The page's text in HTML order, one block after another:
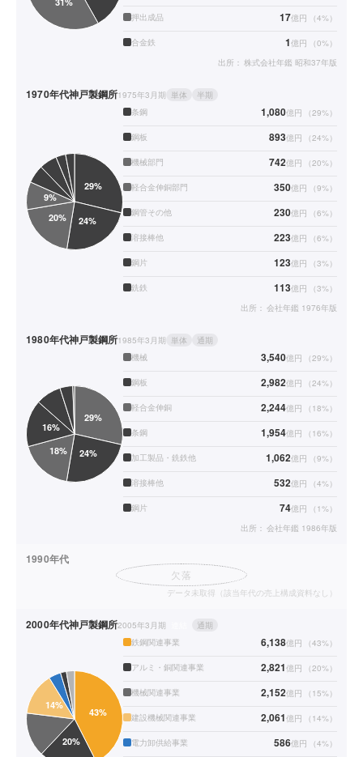
押出成品 17億円 （4%）
合金鉄 1億円 （0%）
出所： 株式会社年鑑 昭和37年版
1970年代神戸製鋼所1975年3月期 単体
半期
条鋼
1,080億円 （29%）
鋼板 893億円 （24%）
機械部門 742億円 （20%）
軽合金伸銅部門 350億円 （9%）
鋼管その他 230億円 （6%）
溶接棒他 223億円 （6%）
鋼片 123億円 （3%）
銑鉄 113億円 （3%）
出所： 会社年鑑 1976年版
1980年代神戸製鋼所1985年3月期 単体
通期
機械
3,540億円 （29%）
鋼板 2,982億円 （24%）
軽合金伸銅 2,244億円 （ 18%）
条鋼 1,954億円 （ 16%）
加工製品・銑鉄他 1,062億円 （9%）
溶接棒他 532億円 （4%）
鋼片 74億円 （ 1%）
出所： 会社年鑑 1986年版
1990年代
欠落
データ未取得（該当年代の売上構成資料なし）
2000年代神戸製鋼所2005年3月期
通期
鉄鋼関連事業
6,138億円 （43%）
アルミ・銅関連事業 2,821億円 （20%）
機械関連事業 2,152億円 （ 15%）
建設機械関連事業 2,061億円 （ 14%）
電力卸供給事業 586億円 （4%）